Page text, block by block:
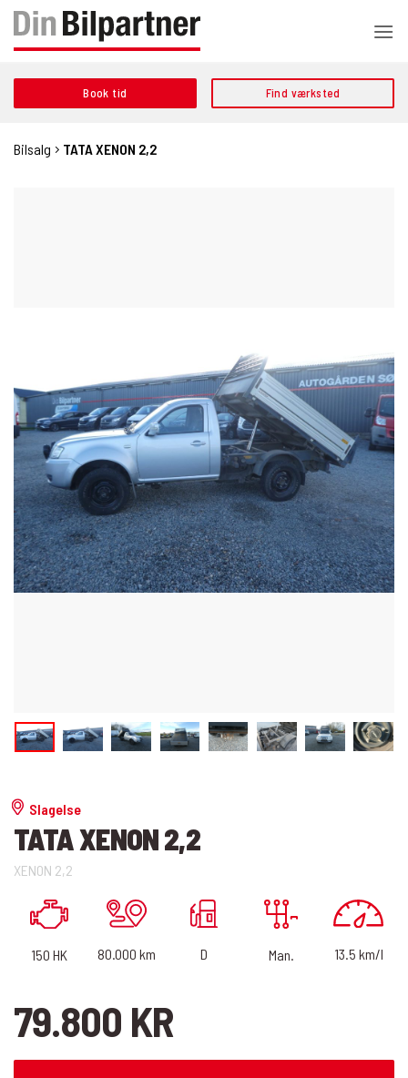
Fortsæt
indhold
Book tid Find værksted
Bilsalg TATA XENON 2,2
Slagelse
TATA XENON 2,2
XENON 2,2
150 HK 80.000 km D Man. 13.5 km/l
79.800 KR